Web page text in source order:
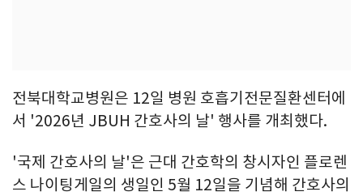
전북대학교병원은 12일 병원 호흡기전문질환센터에
서 '2026년 JBUH 간호사의 날' 행사를 개최했다.
'국제 간호사의 날'은 근대 간호학의 창시자인 플로렌
스 나이팅게일의 생일인 5월 12일을 기념해 간호사의